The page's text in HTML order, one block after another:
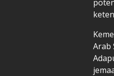
Arab